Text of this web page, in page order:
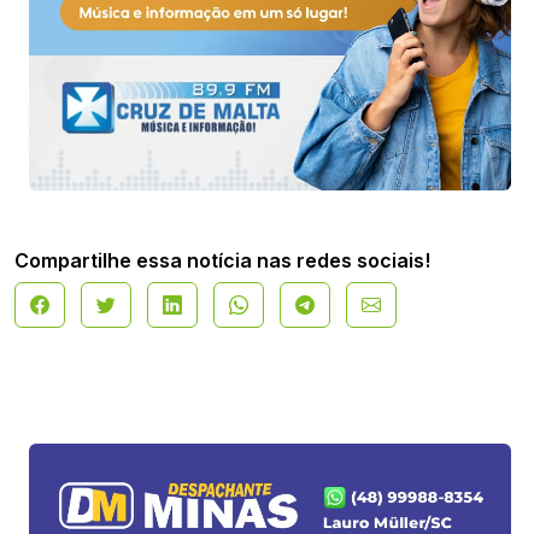
Compartilhe essa notícia nas redes sociais!